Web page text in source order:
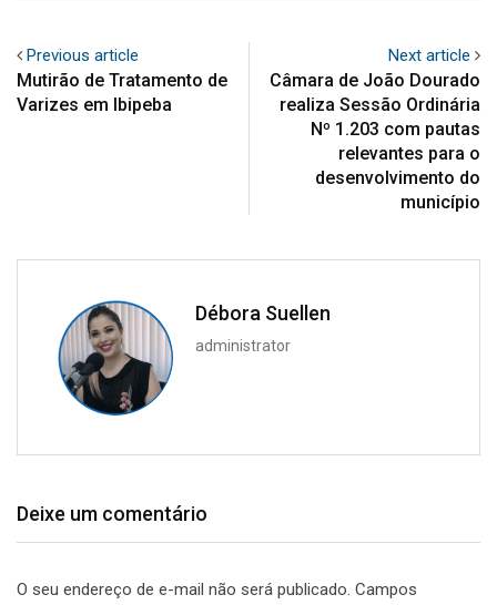
Previous article
Mutirão de Tratamento de
Varizes em Ibipeba
Next article
Câmara de João Dourado
realiza Sessão Ordinária
Nº 1.203 com pautas
relevantes para o
desenvolvimento do
município
Débora Suellen
administrator
Deixe um comentário
O seu endereço de e-mail não será publicado. Campos